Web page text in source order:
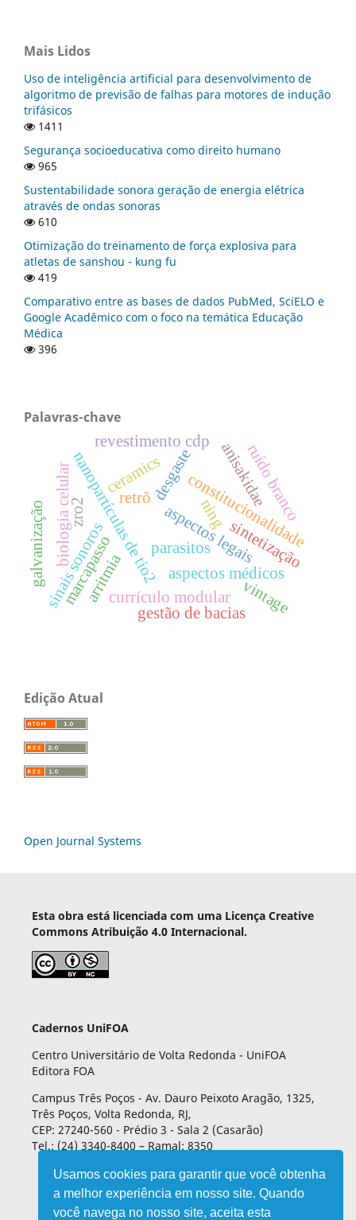
Usamos cookies para garantir que você obtenha
a melhor experiência em nosso site. Quando
você navega no nosso site, aceita esta
Mais Lidos
Uso de inteligência artificial para desenvolvimento de
algoritmo de previsão de falhas para motores de indução
trifásicos
1411
Segurança socioeducativa como direito humano
965
Sustentabilidade sonora geração de energia elétrica
através de ondas sonoras
610
Otimização do treinamento de força explosiva para
atletas de sanshou - kung fu
419
Comparativo entre as bases de dados PubMed, SciELO e
Google Acadêmico com o foco na temática Educação
Médica
396
Palavras-chave
nanopartículas de tio2 ning
constitucionalidade
aspectos legais
aspectos médicos
desgaste
revestimento cdp
vintage
retrô
currículo modular
arritmia
gestão de bacias
sintetização
sinais sonoros
ruído branco
anisakidae
parasitos
marcapasso
biologia celular ceramics
zro2
galvanização
Edição Atual
Open Journal Systems
Esta obra está licenciada com uma Licença Creative
Commons Atribuição 4.0 Internacional.
Cadernos UniFOA
Centro Universitário de Volta Redonda - UniFOA
Editora FOA
Campus Três Poços - Av. Dauro Peixoto Aragão, 1325,
Três Poços, Volta Redonda, RJ,
CEP: 27240-560 - Prédio 3 - Sala 2 (Casarão)
Tel.: (24) 3340-8400 – Ramal: 8350